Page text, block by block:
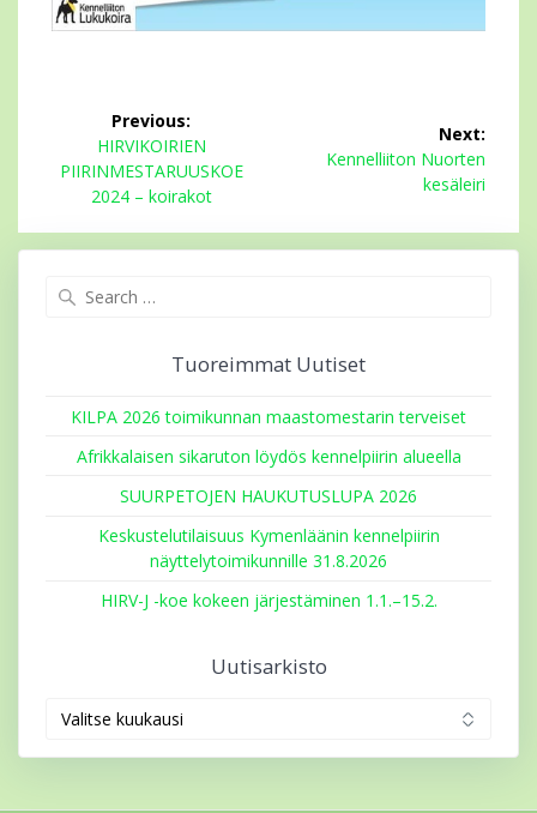
Artikkelien
selaus
Previous:
Previous
post:
HIRVIKOIRIEN
PIIRINMESTARUUSKOE
2024 – koirakot
Next:
Next
Kennelliiton Nuorten
kesäleiri
Tuoreimmat Uutiset
KILPA 2026 toimikunnan maastomestarin terveiset
Afrikkalaisen sikaruton löydös kennelpiirin alueella
SUURPETOJEN HAUKUTUSLUPA 2026
Keskustelutilaisuus Kymenläänin kennelpiirin
näyttelytoimikunnille 31.8.2026
HIRV-J -koe kokeen järjestäminen 1.1.–15.2.
Uutisarkisto